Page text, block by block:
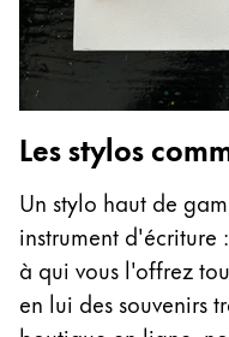
Tiếng Việt
Cambodia
Khmer
Malaysia
Moyen-Orient
Cette région
Océanie
Cette région
Les stylos
Un stylo haut de
instrument
à qui vous l'offrez
en lui des souvenirs